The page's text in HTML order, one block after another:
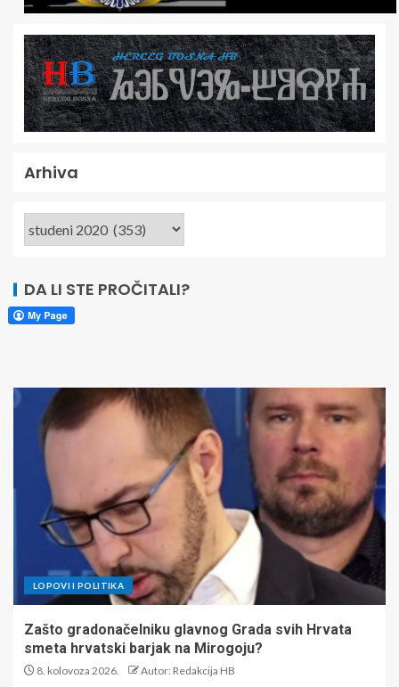
Arhiva
DA LI STE PROČITALI?
LOPOVI I POLITIKA
Zašto gradonačelniku glavnog Grada svih Hrvata
smeta hrvatski barjak na Mirogoju?
8. kolovoza 2026. Autor: Redakcija HB